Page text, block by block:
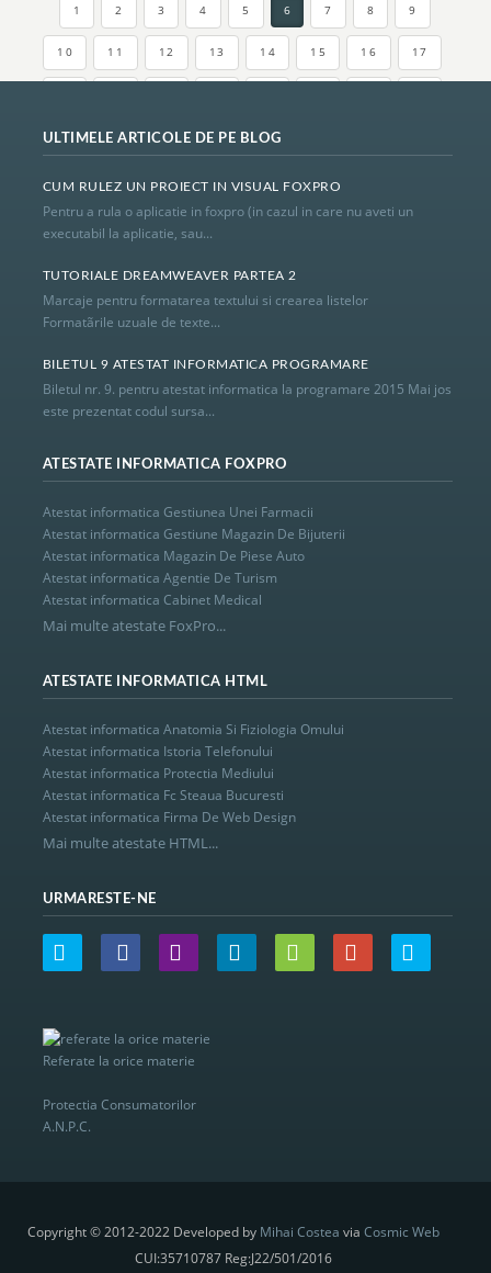
1 2 3 4 5 6 7 8 9
10 11 12 13 14 15 16 17
26 27
ULTIMELE ARTICOLE DE PE BLOG
CUM RULEZ UN PROIECT IN VISUAL FOXPRO
Pentru a rula o aplicatie in foxpro (in cazul in care nu aveti un
executabil la aplicatie, sau...
TUTORIALE DREAMWEAVER PARTEA 2
Marcaje pentru formatarea textului si crearea listelor
Formatãrile uzuale de texte...
BILETUL 9 ATESTAT INFORMATICA PROGRAMARE
Biletul nr. 9. pentru atestat informatica la programare 2015 Mai jos
este prezentat codul sursa...
ATESTATE INFORMATICA FOXPRO
Atestat informatica Gestiunea Unei Farmacii
Atestat informatica Gestiune Magazin De Bijuterii
Atestat informatica Magazin De Piese Auto
Atestat informatica Agentie De Turism
Atestat informatica Cabinet Medical
Mai multe atestate FoxPro...
ATESTATE INFORMATICA HTML
Atestat informatica Anatomia Si Fiziologia Omului
Atestat informatica Istoria Telefonului
Atestat informatica Protectia Mediului
Atestat informatica Fc Steaua Bucuresti
Atestat informatica Firma De Web Design
Mai multe atestate HTML...
URMARESTE-NE
Referate la orice materie
Protectia Consumatorilor
A.N.P.C.
Copyright © 2012-2022 Developed by Mihai Costea viaCosmic Web
CUI:35710787 Reg:J22/501/2016